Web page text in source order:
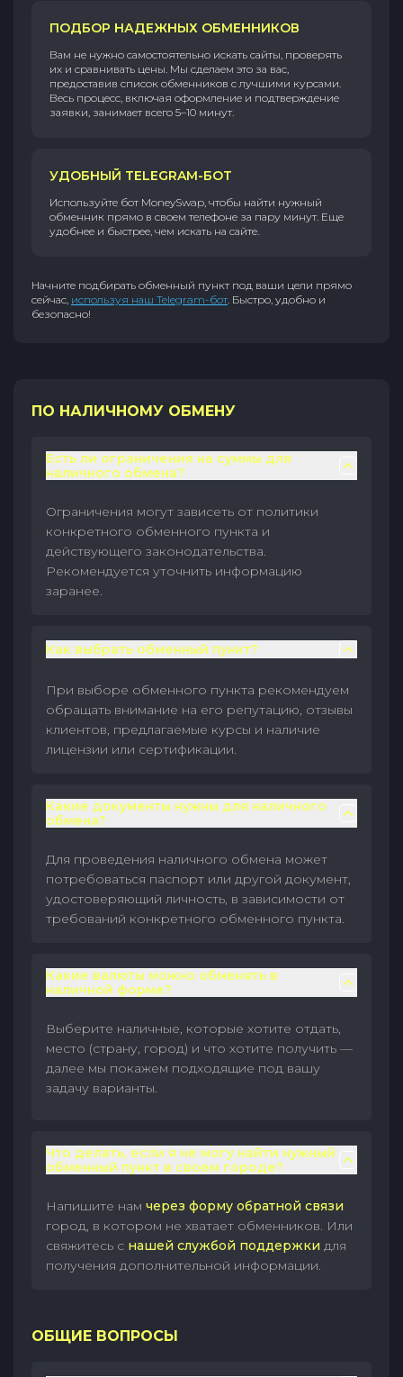
ПОДБОР НАДЕЖНЫХ ОБМЕННИКОВ
Вам не нужно самостоятельно искать сайты, проверять
их и сравнивать цены. Мы сделаем это за вас,
предоставив список обменников с лучшими курсами.
Весь процесс, включая оформление и подтверждение
заявки, занимает всего 5–10 минут.
УДОБНЫЙ TELEGRAM-БОТ
Используйте бот MoneySwap, чтобы найти нужный
обменник прямо в своем телефоне за пару минут. Еще
удобнее и быстрее, чем искать на сайте.
Начните подбирать обменный пункт под ваши цели прямо
сейчас, используя наш Telegram-бот. Быстро, удобно и
безопасно!
ПО НАЛИЧНОМУ ОБМЕНУ
Есть ли ограничения на суммы для
наличного обмена?
Ограничения могут зависеть от политики
конкретного обменного пункта и
действующего законодательства.
Рекомендуется уточнить информацию
заранее.
Как выбрать обменный пункт?
При выборе обменного пункта рекомендуем
обращать внимание на его репутацию, отзывы
клиентов, предлагаемые курсы и наличие
лицензии или сертификации.
Какие документы нужны для наличного
обмена?
Для проведения наличного обмена может
потребоваться паспорт или другой документ,
удостоверяющий личность, в зависимости от
требований конкретного обменного пункта.
Какие валюты можно обменять в
наличной форме?
Выберите наличные, которые хотите отдать,
место (страну, город) и что хотите получить —
далее мы покажем подходящие под вашу
задачу варианты.
Что делать, если я не могу найти нужный
обменный пункт в своем городе?
Напишите нам через форму обратной связи
город, в котором не хватает обменников. Или
свяжитесь с нашей службой поддержки для
получения дополнительной информации.
ОБЩИЕ ВОПРОСЫ